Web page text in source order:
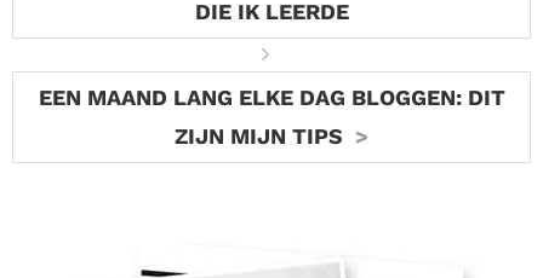
DIE IK LEERDE
EEN MAAND LANG ELKE DAG BLOGGEN: DIT
ZIJN MIJN TIPS